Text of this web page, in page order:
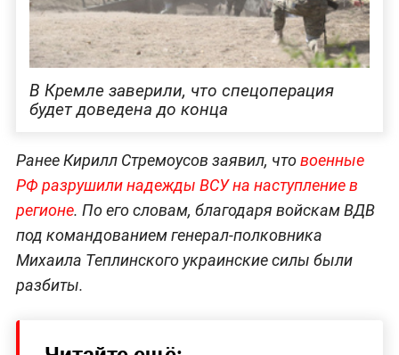
В Кремле заверили, что спецоперация
будет доведена до конца
Ранее Кирилл Стремоусов заявил, чтовоенные
РФ разрушили надежды ВСУ на наступление в
регионе. По его словам, благодаря войскам ВДВ
под командованием генерал-полковника
Михаила Теплинского украинские силы были
разбиты.